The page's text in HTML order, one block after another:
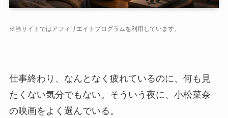
※当サイトではアフィリエイトプログラムを利用しています。
仕事終わり、なんとなく疲れているのに、何も見
たくない気分でもない。そういう夜に、小松菜奈
の映画をよく選んでいる。